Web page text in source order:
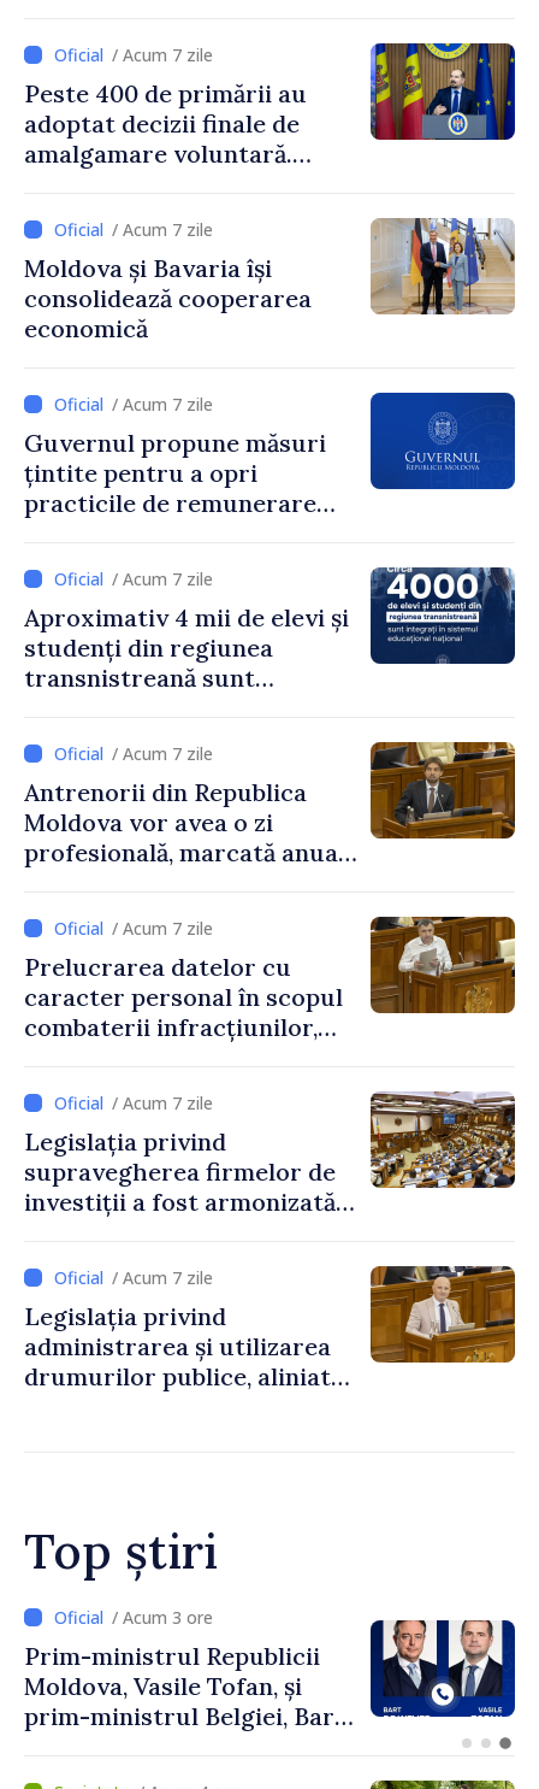
și însărcinatul cu afaceri al
SUA, Nick Pietrowicz
/ Acum 7 zile
Peste 400 de primării au
adoptat decizii finale de
amalgamare voluntară.
Guvernului, Alexei Buzu:
„85,5% dintre primării au
inițiat procesul. Le
mulțumim aleșilor locali
pentru că au pus pe primul
dezvoltar
/ Acum 7 zile
Moldova și Bavaria își
consolidează cooperarea
economică
/ Acum 7 zile
Guvernul propune măsuri
țintite pentru a opri
practicile de remunerare
/ Acum 7 zile
Aproximativ 4 mii de elevi și
studenți din regiunea
transnistreană sunt
educațional național
/ Acum 7 zile
Antrenorii din Republica
Moldova vor avea o zi
profesională, marcată anual
/ Acum 7 zile
Prelucrarea datelor cu
caracter personal în scopul
combaterii infracțiunilor,
/ Acum 7 zile
Legislația privind
supravegherea firmelor de
investiții a fost armonizată
/ Acum 7 zile
Legislația privind
administrarea și utilizarea
drumurilor publice, aliniată
Top știri
/ Acum 2 ore
Perspectivele cooperării
moldo-turce, discutate de
Prim-ministrul Vasile Tofan